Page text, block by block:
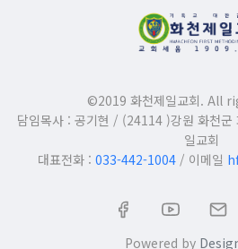
©2019 화천제일교회. All
담임목사 : 공기현 / (24114 )강원 화천군
일교회
대표전화 : 033-442-1004/ 이메일
Powered by